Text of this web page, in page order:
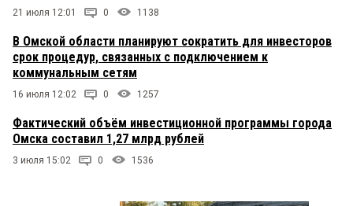
21 июля 12:01 0 1138
В Омской области планируют сократить для инвесторов
срок процедур, связанных с подключением к
коммунальным сетям
16 июля 12:02 0 1257
Фактический объём инвестиционной программы города
Омска составил 1,27 млрд рублей
3 июля 15:02 0 1536